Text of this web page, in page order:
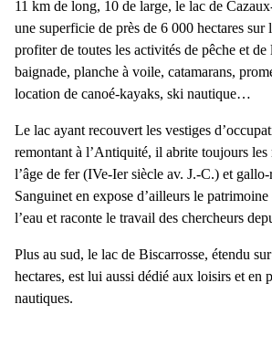
11 km de long, 10 de large, le lac de
une superficie de près de 6 000 hectares
profiter de toutes les activités de pêche et de
baignade, planche à voile, catamarans,
location de canoé-kayaks, ski nautique…
Le lac ayant recouvert les vestiges
remontant à l’Antiquité, il abrite toujours les
l’âge de fer (IVe-Ier siècle av. J.-C.) et
Sanguinet en expose d’ailleurs le
l’eau et raconte le travail des chercheurs
Plus au sud, le lac de Biscarrosse, étendu
hectares, est lui aussi dédié aux loisirs et en
nautiques.